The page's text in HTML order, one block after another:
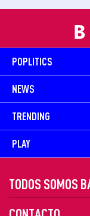
POPLITICS
NEWS
TRENDING
PLAY
TODOS SOMOS